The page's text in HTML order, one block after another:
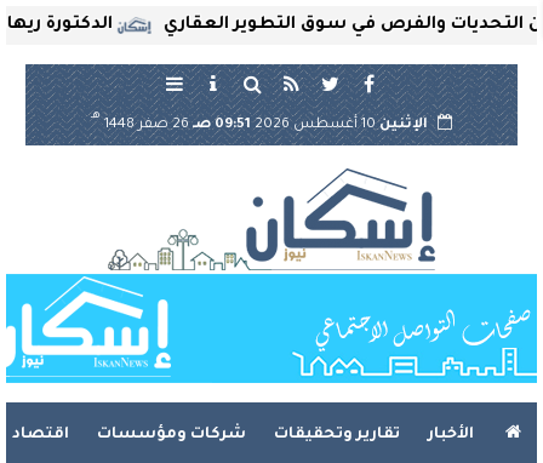
الدكتورة ريهام والفرص في سوق التطوير العقاري
الإثنين10 أغسطس 2026 09:51 صـ 26 صفر 1448
هـ
الأخبار تقارير وتحقيقات شركات ومؤسسات اقتصاد